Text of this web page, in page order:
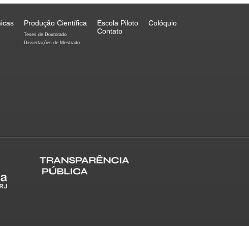
Produção Científica
Teses de Doutorado
Dissertações de Mestrado
Escola Piloto
Colóquio
Contato